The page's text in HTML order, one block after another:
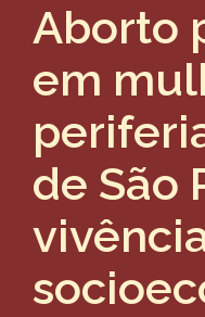
Aborto
em
de São